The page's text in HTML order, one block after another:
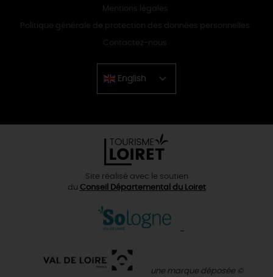
Mentions légales
Politique générale de protection des données personnelles
Contactez-nous
English
Chinese
Site réalisé avec le soutien
du Conseil Départemental du Loiret
une marque déposée ©